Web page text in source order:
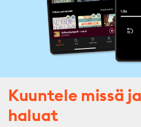
Kuuntele missä
haluat